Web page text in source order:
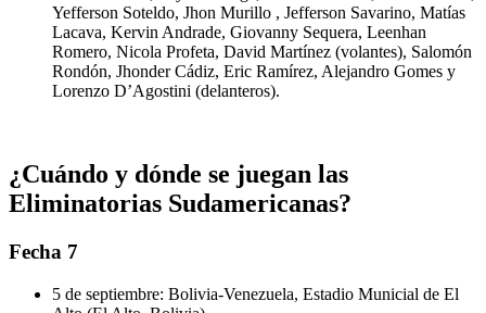
Yefferson Soteldo, Jhon Murillo , Jefferson Savarino, Matías
Lacava, Kervin Andrade, Giovanny Sequera, Leenhan
Romero, Nicola Profeta, David Martínez (volantes), Salomón
Rondón, Jhonder Cádiz, Eric Ramírez, Alejandro Gomes y
Lorenzo D’Agostini (delanteros).
¿Cuándo y dónde se juegan las
Eliminatorias Sudamericanas?
Fecha 7
5 de septiembre: Bolivia-Venezuela, Estadio Municial de El